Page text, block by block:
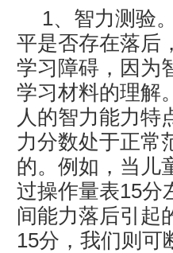
1、智力测验
平是否存在落后
学习障碍，因为
学习材料的理解
人的智力能力特
力分数处于正常
的。例如，当儿
过操作量表15分
间能力落后引起
15分，我们则可